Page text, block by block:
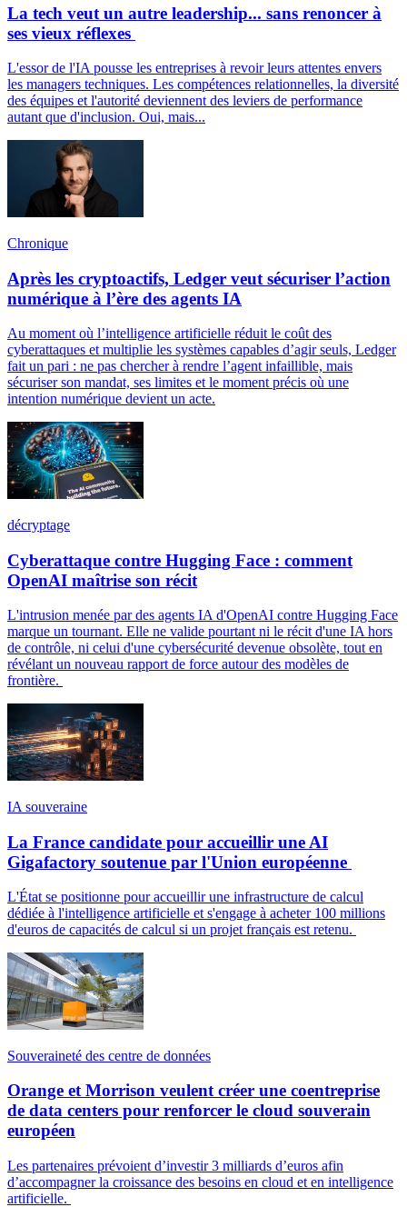
La tech veut un autre leadership... sans renoncer à
ses vieux réflexes
L'essor de l'IA pousse les entreprises à revoir leurs attentes envers
les managers techniques. Les compétences relationnelles, la diversité
des équipes et l'autorité deviennent des leviers de performance
autant que d'inclusion. Oui, mais...
Chronique
Après les cryptoactifs, Ledger veut sécuriser l’action
numérique à l’ère des agents IA
Au moment où l’intelligence artificielle réduit le coût des
cyberattaques et multiplie les systèmes capables d’agir seuls, Ledger
fait un pari : ne pas chercher à rendre l’agent infaillible, mais
sécuriser son mandat, ses limites et le moment précis où une
intention numérique devient un acte.
décryptage
Cyberattaque contre Hugging Face : comment
OpenAI maîtrise son récit
L'intrusion menée par des agents IA d'OpenAI contre Hugging Face
marque un tournant. Elle ne valide pourtant ni le récit d'une IA hors
de contrôle, ni celui d'une cybersécurité devenue obsolète, tout en
révélant un nouveau rapport de force autour des modèles de
frontière.
IA souveraine
La France candidate pour accueillir une AI
Gigafactory soutenue par l'Union européenne
L'État se positionne pour accueillir une infrastructure de calcul
dédiée à l'intelligence artificielle et s'engage à acheter 100 millions
d'euros de capacités de calcul si un projet français est retenu.
Souveraineté des centre de données
Orange et Morrison veulent créer une coentreprise
de data centers pour renforcer le cloud souverain
européen
Les partenaires prévoient d’investir 3 milliards d’euros afin
d’accompagner la croissance des besoins en cloud et en intelligence
artificielle.